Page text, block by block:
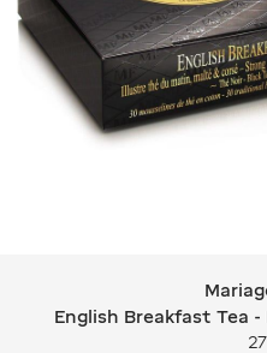
Mariage Frères
English Breakfast Tea